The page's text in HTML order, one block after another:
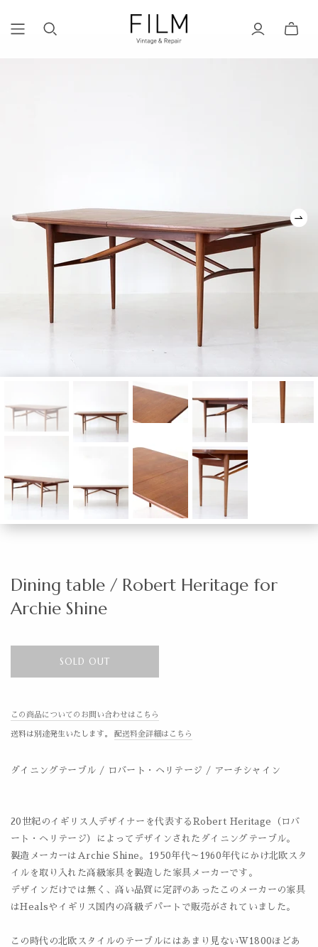
Dining table / Robert Heritage for
Archie Shine
SOLD OUT
この商品についてのお問い合わせはこちら
送料は別途発生いたします。 配送料金詳細はこちら
ダイニングテーブル / ロバート・ヘリテージ / アーチシャイン
20世紀のイギリス人デザイナーを代表するRobert Heritage（ロバ
ート・ヘリテージ）によってデザインされたダイニングテーブル。
製造メーカーはArchie Shine。1950年代～1960年代にかけ北欧スタ
イルを取り入れた高級家具を製造した家具メーカーです。
デザインだけでは無く、高い品質に定評のあったこのメーカーの家具
はHealsやイギリス国内の高級デパートで販売がされていました。
この時代の北欧スタイルのテーブルにはあまり見ないW1800ほどあ